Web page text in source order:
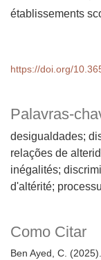
Palavras-
desigualdades;
relações de
inégalités;
d'altérité;
Como Citar
Ben Ayed, C.
établissements
https://doi.org/